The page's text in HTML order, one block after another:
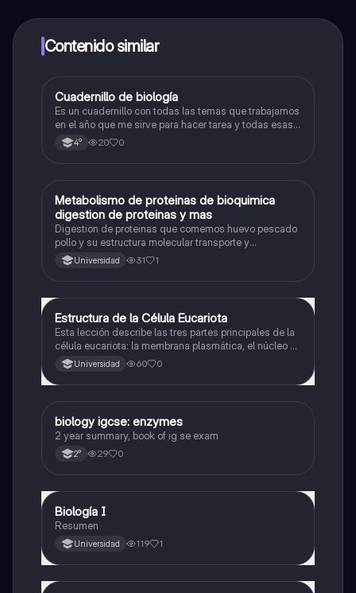
a determinadas funciones.
Contenido similar
Biología
Cuadernillo de biología
Es un cuadernillo con todas las temas que trabajamos
en el año que me sirve para hacer tarea y todas esas
cosas
4° 20 0
Biología
Metabolismo de proteinas de bioquimica
digestion de proteinas y mas
Digestion de proteinas que comemos huevo pescado
pollo y su estructura molecular transporte y
eliminacion
Universidad 31 1
Biología
Estructura de la Célula Eucariota
Esta lección describe las tres partes principales de la
célula eucariota: la membrana plasmática, el núcleo y
el citoplasma, destacando la función de la membrana
plasmática.
Universidad 60 0
Biología
biology igcse: enzymes
2 year summary, book of ig se exam
2° 29 0
Biología
Biología I
Resumen
Universidad 119 1